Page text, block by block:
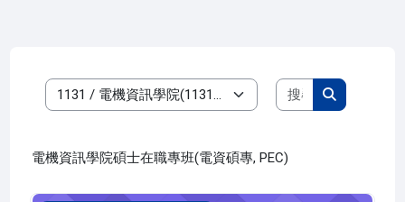
課程類別
搜尋課程
搜尋課程
電機資訊學院碩士在職專班(電資碩專, PEC)